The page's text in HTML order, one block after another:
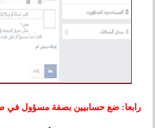
رابعا: ضع حسابيين بصفة مسؤول في